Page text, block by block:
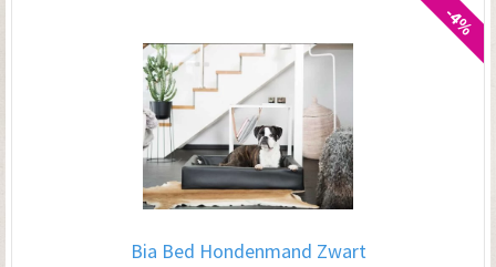
-4%
Bia Bed Hondenmand Zwart